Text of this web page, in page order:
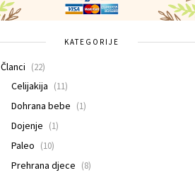
KATEGORIJE
Članci (22)
Celijakija (11)
Dohrana bebe (1)
Dojenje (1)
Paleo (10)
Prehrana djece (8)